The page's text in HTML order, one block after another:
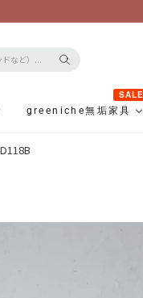
greeniche無垢家具
SALE